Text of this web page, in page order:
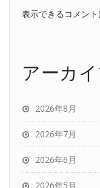
表示できるコメント
アーカ
2026年8月
2026年7月
2026年6月
2026年5月